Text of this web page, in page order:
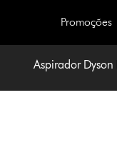
Promoções
Aspirador